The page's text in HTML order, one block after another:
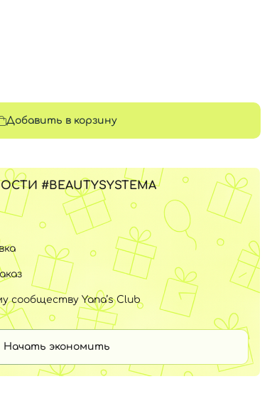
Добавить в корзину
#BEAUTYSYSTEMA
сообществу Yana’s Club
Начать экономить